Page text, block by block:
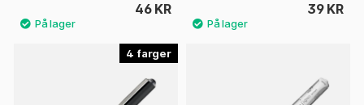
46 KR 39 KR
4